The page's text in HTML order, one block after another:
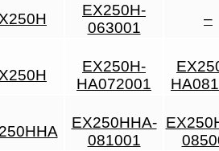
EX250H-
063001
–
EX250H-
HA072001
EX250HHA-
081001